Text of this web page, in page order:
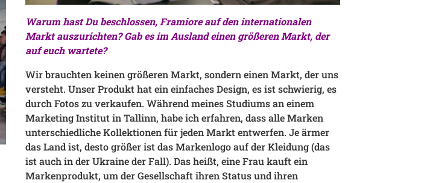
Warum hast Du beschlossen, Framiore auf den internationalen
Markt auszurichten? Gab es im Ausland einen größeren Markt, der
auf euch wartete?
Wir brauchten keinen größeren Markt, sondern einen Markt, der uns
versteht. Unser Produkt hat ein einfaches Design, es ist schwierig, es
durch Fotos zu verkaufen. Während meines Studiums an einem
Marketing Institut in Tallinn, habe ich erfahren, dass alle Marken
unterschiedliche Kollektionen für jeden Markt entwerfen. Je ärmer
das Land ist, desto größer ist das Markenlogo auf der Kleidung (das
ist auch in der Ukraine der Fall). Das heißt, eine Frau kauft ein
Markenprodukt, um der Gesellschaft ihren Status und ihren